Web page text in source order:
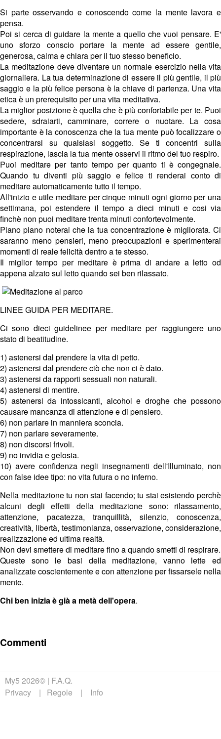
Si parte osservando e conoscendo come la mente lavora e
pensa.
Poi si cerca di guidare la mente a quello che vuoi pensare. E'
uno sforzo conscio portare la mente ad essere gentile,
generosa, calma e chiara per il tuo stesso beneficio.
La meditazione deve diventare un normale esercizio nella vita
giornaliera. La tua determinazione di essere il più gentile, il più
saggio e la più felice persona è la chiave di partenza. Una vita
etica è un prerequisito per una vita meditativa.
La miglior posizione è quella che è più confortabile per te. Puoi
sedere, sdraiarti, camminare, correre o nuotare. La cosa
importante è la conoscenza che la tua mente può focalizzare o
concentrarsi su qualsiasi soggetto. Se ti concentri sulla
respirazione, lascia la tua mente osservi il ritmo del tuo respiro.
Puoi meditare per tanto tempo per quanto ti è congegnale.
Quando tu diventi più saggio e felice ti renderai conto di
meditare automaticamente tutto il tempo.
All'inizio e utile meditare per cinque minuti ogni giorno per una
settimana, poi estendere il tempo a dieci minuti e cosi via
finchè non puoi meditare trenta minuti confortevolmente.
Piano piano noterai che la tua concentrazione è migliorata. Ci
saranno meno pensieri, meno preocupazioni e sperimenterai
momenti di reale felicità dentro a te stesso.
Il miglior tempo per meditare è prima di andare a letto od
appena alzato sul letto quando sei ben rilassato.
LINEE GUIDA PER MEDITARE.
Ci sono dieci guidelinee per meditare per raggiungere uno
stato di beatitudine.
1) astenersi dal prendere la vita di petto.
2) astenersi dal prendere ciò che non ci è dato.
3) astenersi da rapporti sessuali non naturali.
4) astenersi di mentire.
5) astenersi da intossicanti, alcohol e droghe che possono
causare mancanza di attenzione e di pensiero.
6) non parlare in manniera sconcia.
7) non parlare severamente.
8) non discorsi frivoli.
9) no invidia e gelosia.
10) avere confidenza negli insegnamenti dell'Illuminato, non
con false idee tipo: no vita futura o no inferno.
Nella meditazione tu non stai facendo; tu stai esistendo perchè
alcuni degli effetti della meditazione sono: rilassamento,
attenzione, pacatezza, tranquillità, silenzio, conoscenza,
creatività, libertà, testimonianza, osservazione, considerazione,
realizzazione ed ultima realtà.
Non devi smettere di meditare fino a quando smetti di respirare.
Queste sono le basi della meditazione, vanno lette ed
analizzate coscientemente e con attenzione per fissarsele nella
mente.
Chi ben inizia è già a metà dell'opera.
Commenti
My5 2026© F.A.Q.
Privacy
Regole Info